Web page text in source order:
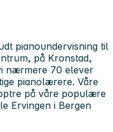
pianoundervisning til
på Kronstad,
nærmere 70 elever
pianolærere. Våre
på våre populære
Ervingen i Bergen